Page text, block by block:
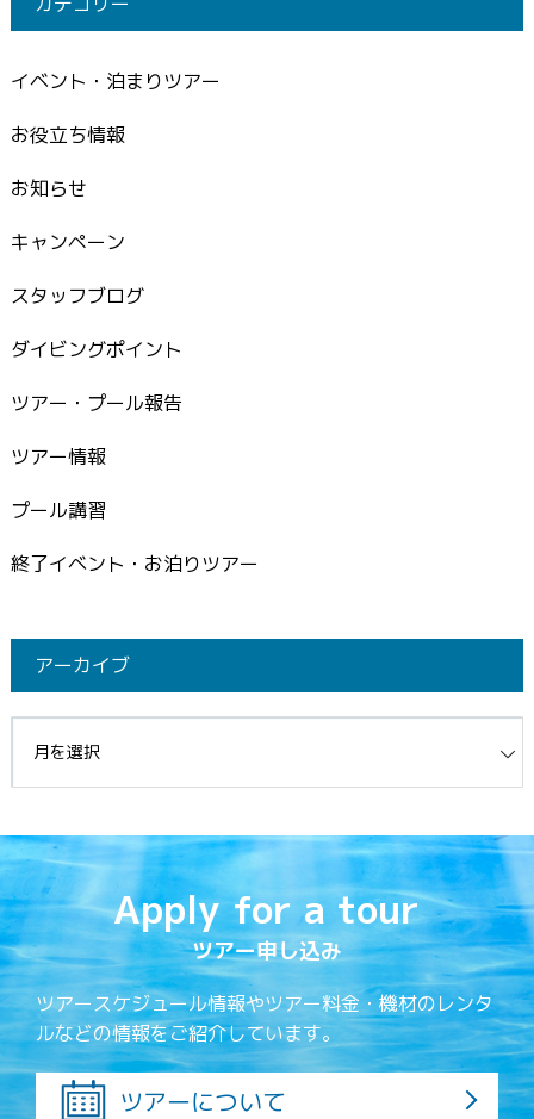
イベント・泊まりツアー
お役立ち情報
お知らせ
キャンペーン
スタッフブログ
ダイビングポイント
ツアー・プール報告
ツアー情報
プール講習
終了イベント・お泊りツアー
アーカイブ
Apply for a tour
ツアー申し込み
ツアースケジュール情報やツアー料金・機材のレンタ
ルなどの情報をご紹介しています。
ツアーについて